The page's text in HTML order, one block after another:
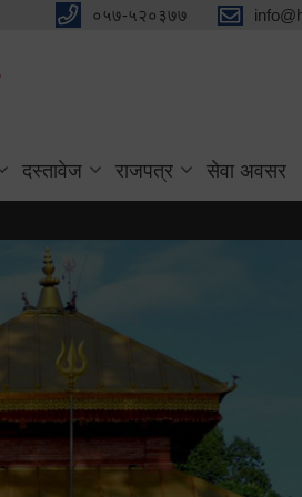
०५७-५२०३७७
दस्तावेज राजपत्र सेवा अवसर